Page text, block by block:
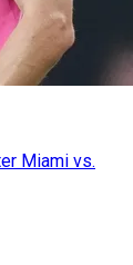
Miami vs.